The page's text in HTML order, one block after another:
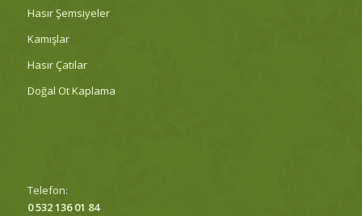
Hasır Şemsiyeler
Kamışlar
Hasır Çatılar
Doğal Ot Kaplama
Telefon:
0 532 136 01 84